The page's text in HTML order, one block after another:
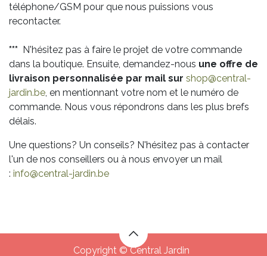
téléphone/GSM pour que nous puissions vous
recontacter.
*** N'hésitez pas à faire le projet de votre commande
dans la boutique. Ensuite, demandez-nous une offre de
livraison personnalisée par mail sur shop@central-
jardin.be, en mentionnant votre nom et le numéro de
commande. Nous vous répondrons dans les plus brefs
délais.
Une questions? Un conseils? N'hésitez pas à contacter
l'un de nos conseillers ou à nous envoyer un mail
: info@central-jardin.be
Copyright © Central Jardin